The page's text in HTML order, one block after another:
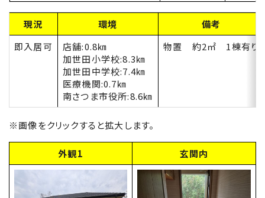
現況 環境
備考
即入居可
店舗:0.8㎞
加世田小学校:8.3㎞
加世田中学校:7.4㎞
医療機関:0.7㎞
南さつま市役所:8.6㎞
物置 約2㎡ 1棟有り
※画像をクリックすると拡大します。
外観1 玄関内